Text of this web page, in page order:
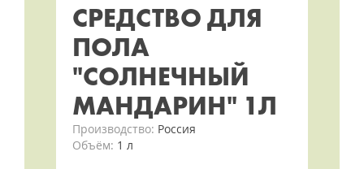
СРЕДСТВО ДЛЯ
ПОЛА
"СОЛНЕЧНЫЙ
МАНДАРИН" 1Л
Производство: Россия
Объём: 1 л